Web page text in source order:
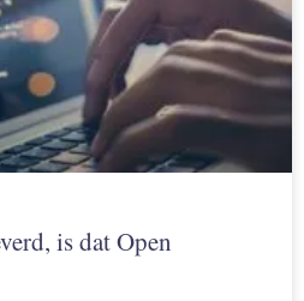
is dat Open